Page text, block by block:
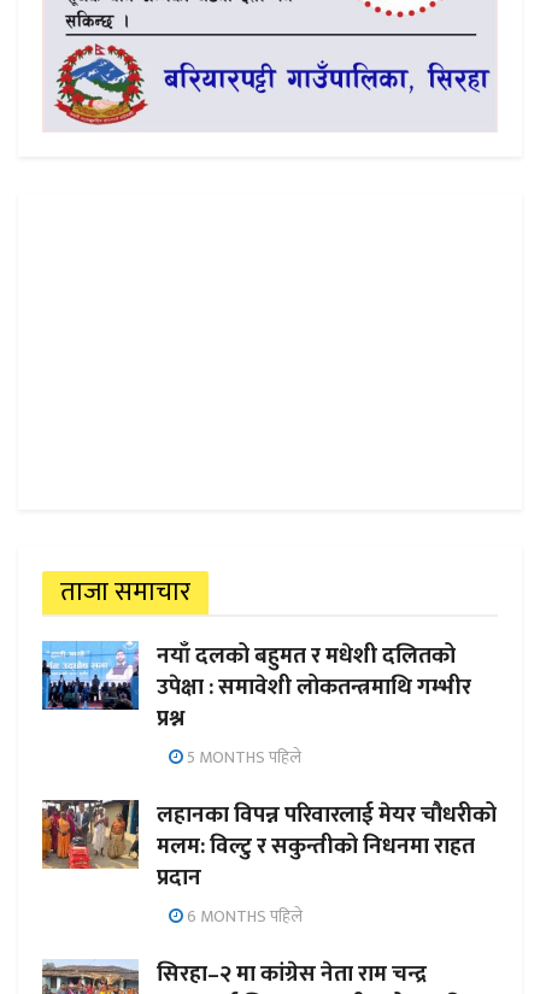
ताजा समाचार
नयाँ दलको बहुमत र मधेशी दलितको
उपेक्षा : समावेशी लोकतन्त्रमाथि गम्भीर
प्रश्न
5 MONTHS पहिले
लहानका विपन्न परिवारलाई मेयर चौधरीको
मलम: विल्टु र सकुन्तीको निधनमा राहत
प्रदान
6 MONTHS पहिले
सिरहा–२ मा कांग्रेस नेता राम चन्द्र